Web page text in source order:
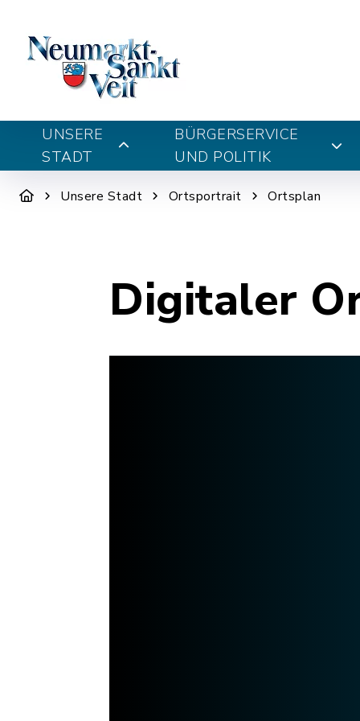
UNSERE
STADT
BÜRGERSERVICE
UND POLITIK
Unsere Stadt Ortsportrait Ortsplan
Digitaler